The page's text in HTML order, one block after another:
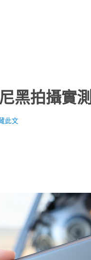
黑拍攝實
此文